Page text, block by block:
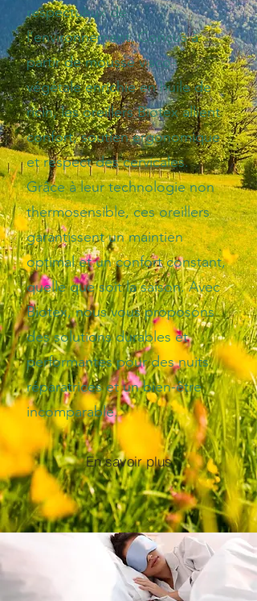
respectueux de
l’environnement. Conçus à
partir de mousse visco-
végétale enrichie en huile de
ricin, les oreillers Biotex allient
confort, soutien ergonomique
et respect des cervicales.
Grâce à leur technologie non
thermosensible, ces oreillers
garantissent un maintien
optimal et un confort constant,
quelle que soit la saison. Avec
Biotex, nous vous proposons
des solutions durables et
performantes pour des nuits
réparatrices et un bien-être
incomparable.
En savoir plus